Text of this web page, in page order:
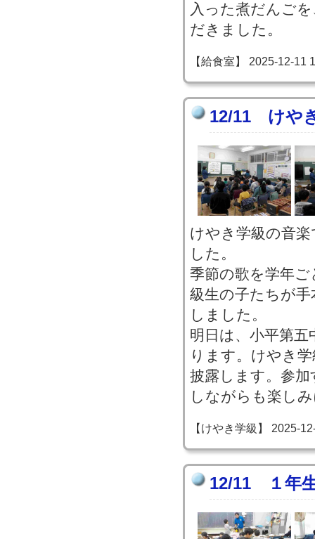
入った煮だんご
だきました。
【給食室】 2025-12-11
12/11 けや
けやき学級の音
した。
季節の歌を学年
級生の子たちが
しました。
明日は、小平第
ります。けやき
披露します。参
しながらも楽し
【けやき学級】 2025-
12/11 １年